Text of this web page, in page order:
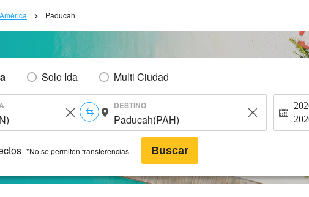
América Paducah
Solo Ida Multi Ciudad
DESTINO
*No se permiten transferencias Buscar